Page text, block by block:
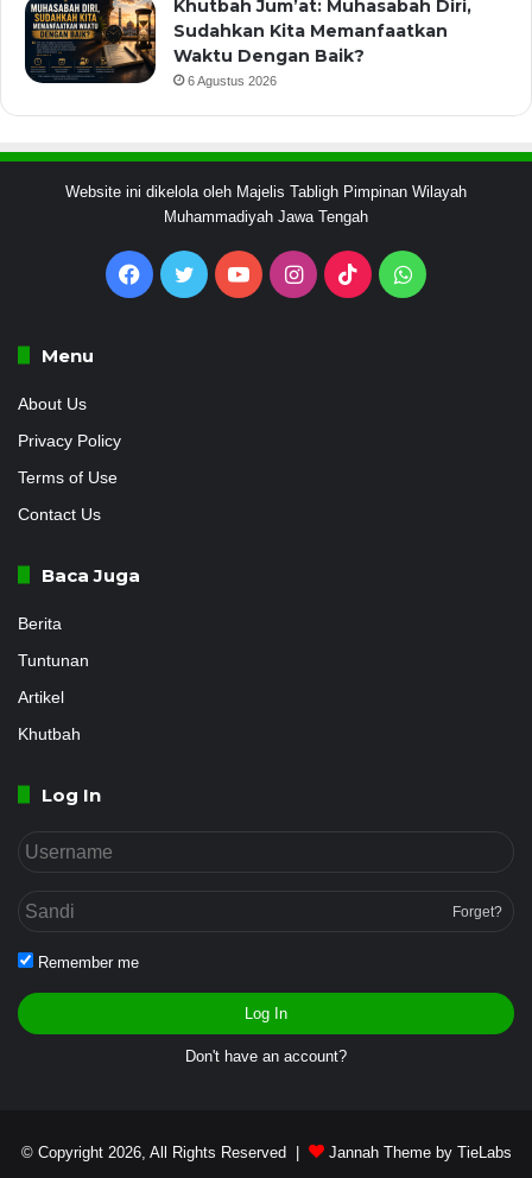
Khutbah Jum’at: Muhasabah Diri,
Sudahkan Kita Memanfaatkan
Waktu Dengan Baik?
6 Agustus 2026
Website ini dikelola oleh Majelis Tabligh Pimpinan Wilayah
Muhammadiyah Jawa Tengah
Facebook
Twitter YouTubeInstagram
TikTokWhatsApp
Menu
About Us
Privacy Policy
Terms of Use
Contact Us
Baca Juga
Berita
Tuntunan
Artikel
Khutbah
Log In
Forget?
Remember me
Log In
Don't have an account?
© Copyright 2026, All Rights Reserved | Jannah Theme by TieLabs